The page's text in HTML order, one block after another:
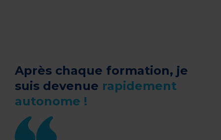
Après chaque formation, je
suis devenue rapidement
autonome !